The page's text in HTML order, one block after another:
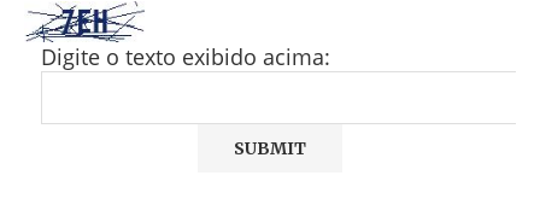
Digite o texto exibido acima: